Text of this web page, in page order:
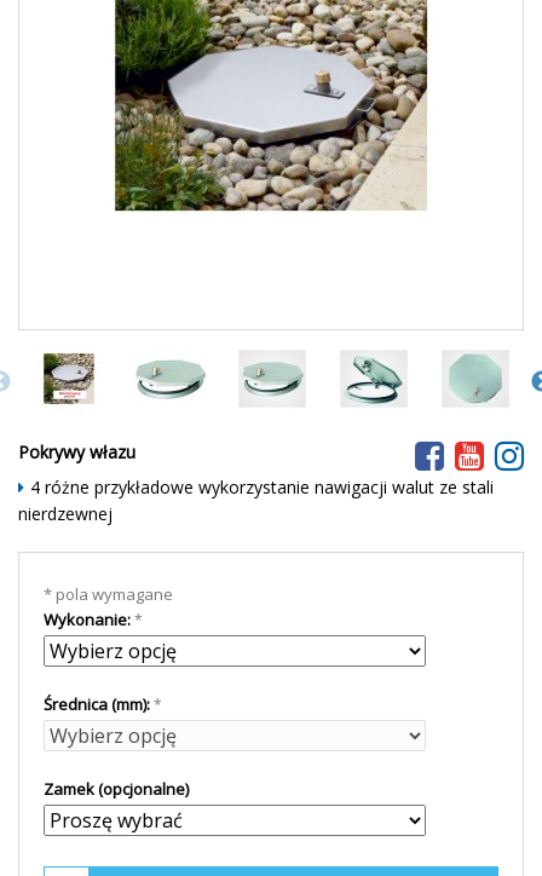
Pokrywy włazu
4 różne przykładowe wykorzystanie nawigacji walut ze stali
nierdzewnej
* pola wymagane
Wykonanie:
Średnica (mm):
Zamek (opcjonalne)